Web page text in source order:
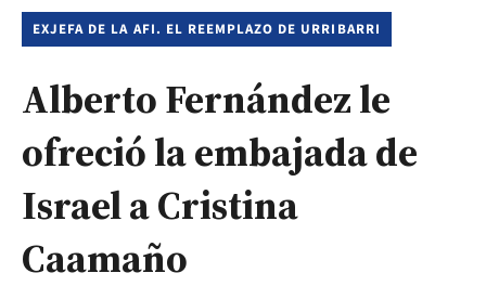
EXJEFA DE LA AFI. EL REEMPLAZO DE URRIBARRI
Alberto Fernández le
ofreció la embajada de
Israel a Cristina
Caamaño